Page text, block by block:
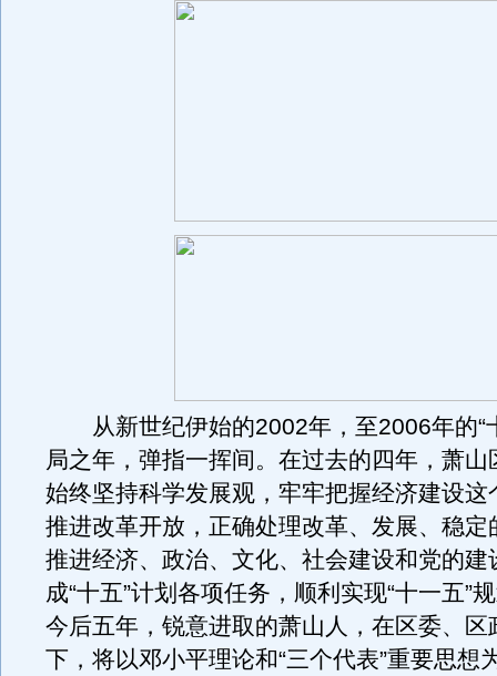
从新世纪伊始的2002年，至2006年的“
局之年，弹指一挥间。在过去的四年，萧山
始终坚持科学发展观，牢牢把握经济建设这
推进改革开放，正确处理改革、发展、稳定
推进经济、政治、文化、社会建设和党的建
成“十五”计划各项任务，顺利实现“十一五”
今后五年，锐意进取的萧山人，在区委、区
下，将以邓小平理论和“三个代表”重要思想